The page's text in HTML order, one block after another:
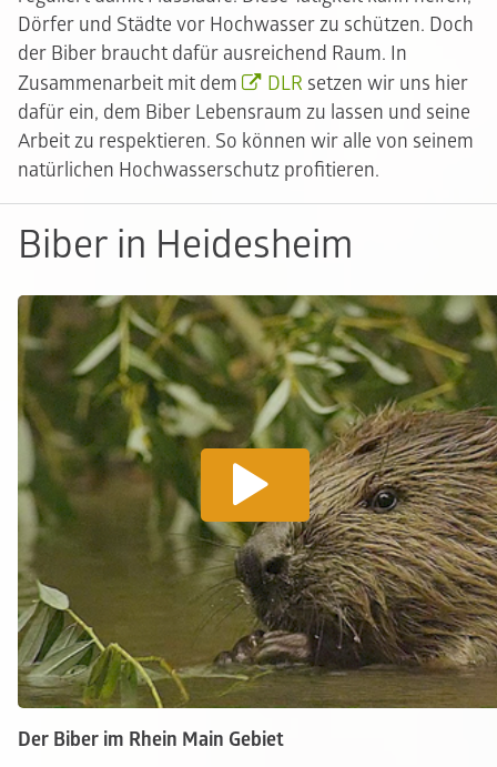
Dörfer und Städte vor Hochwasser zu schützen. Doch
der Biber braucht dafür ausreichend Raum. In
Zusammenarbeit mit dem
DLR setzen wir uns hier
dafür ein, dem Biber Lebensraum zu lassen und seine
Arbeit zu respektieren. So können wir alle von seinem
natürlichen Hochwasserschutz profitieren.
Biber in Heidesheim
Der Biber im Rhein Main Gebiet